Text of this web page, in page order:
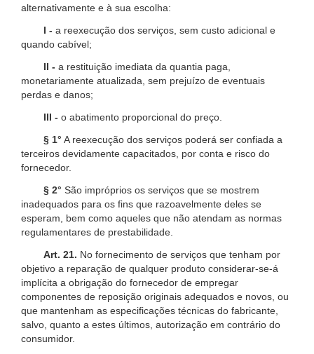
alternativamente e à sua escolha:
I - a reexecução dos serviços, sem custo adicional e
quando cabível;
II - a restituição imediata da quantia paga,
monetariamente atualizada, sem prejuízo de eventuais
perdas e danos;
III - o abatimento proporcional do preço.
§ 1° A reexecução dos serviços poderá ser confiada a
terceiros devidamente capacitados, por conta e risco do
fornecedor.
§ 2° São impróprios os serviços que se mostrem
inadequados para os fins que razoavelmente deles se
esperam, bem como aqueles que não atendam as normas
regulamentares de prestabilidade.
Art. 21. No fornecimento de serviços que tenham por
objetivo a reparação de qualquer produto considerar-se-á
implícita a obrigação do fornecedor de empregar
componentes de reposição originais adequados e novos, ou
que mantenham as especificações técnicas do fabricante,
salvo, quanto a estes últimos, autorização em contrário do
consumidor.